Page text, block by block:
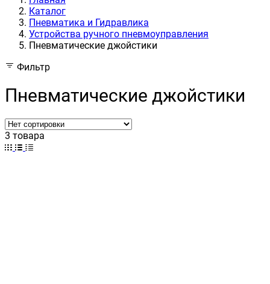
Каталог
Пневматика и Гидравлика
Устройства ручного пневмоуправления
Пневматические джойстики
Фильтр
Пневматические джойстики
3 товара